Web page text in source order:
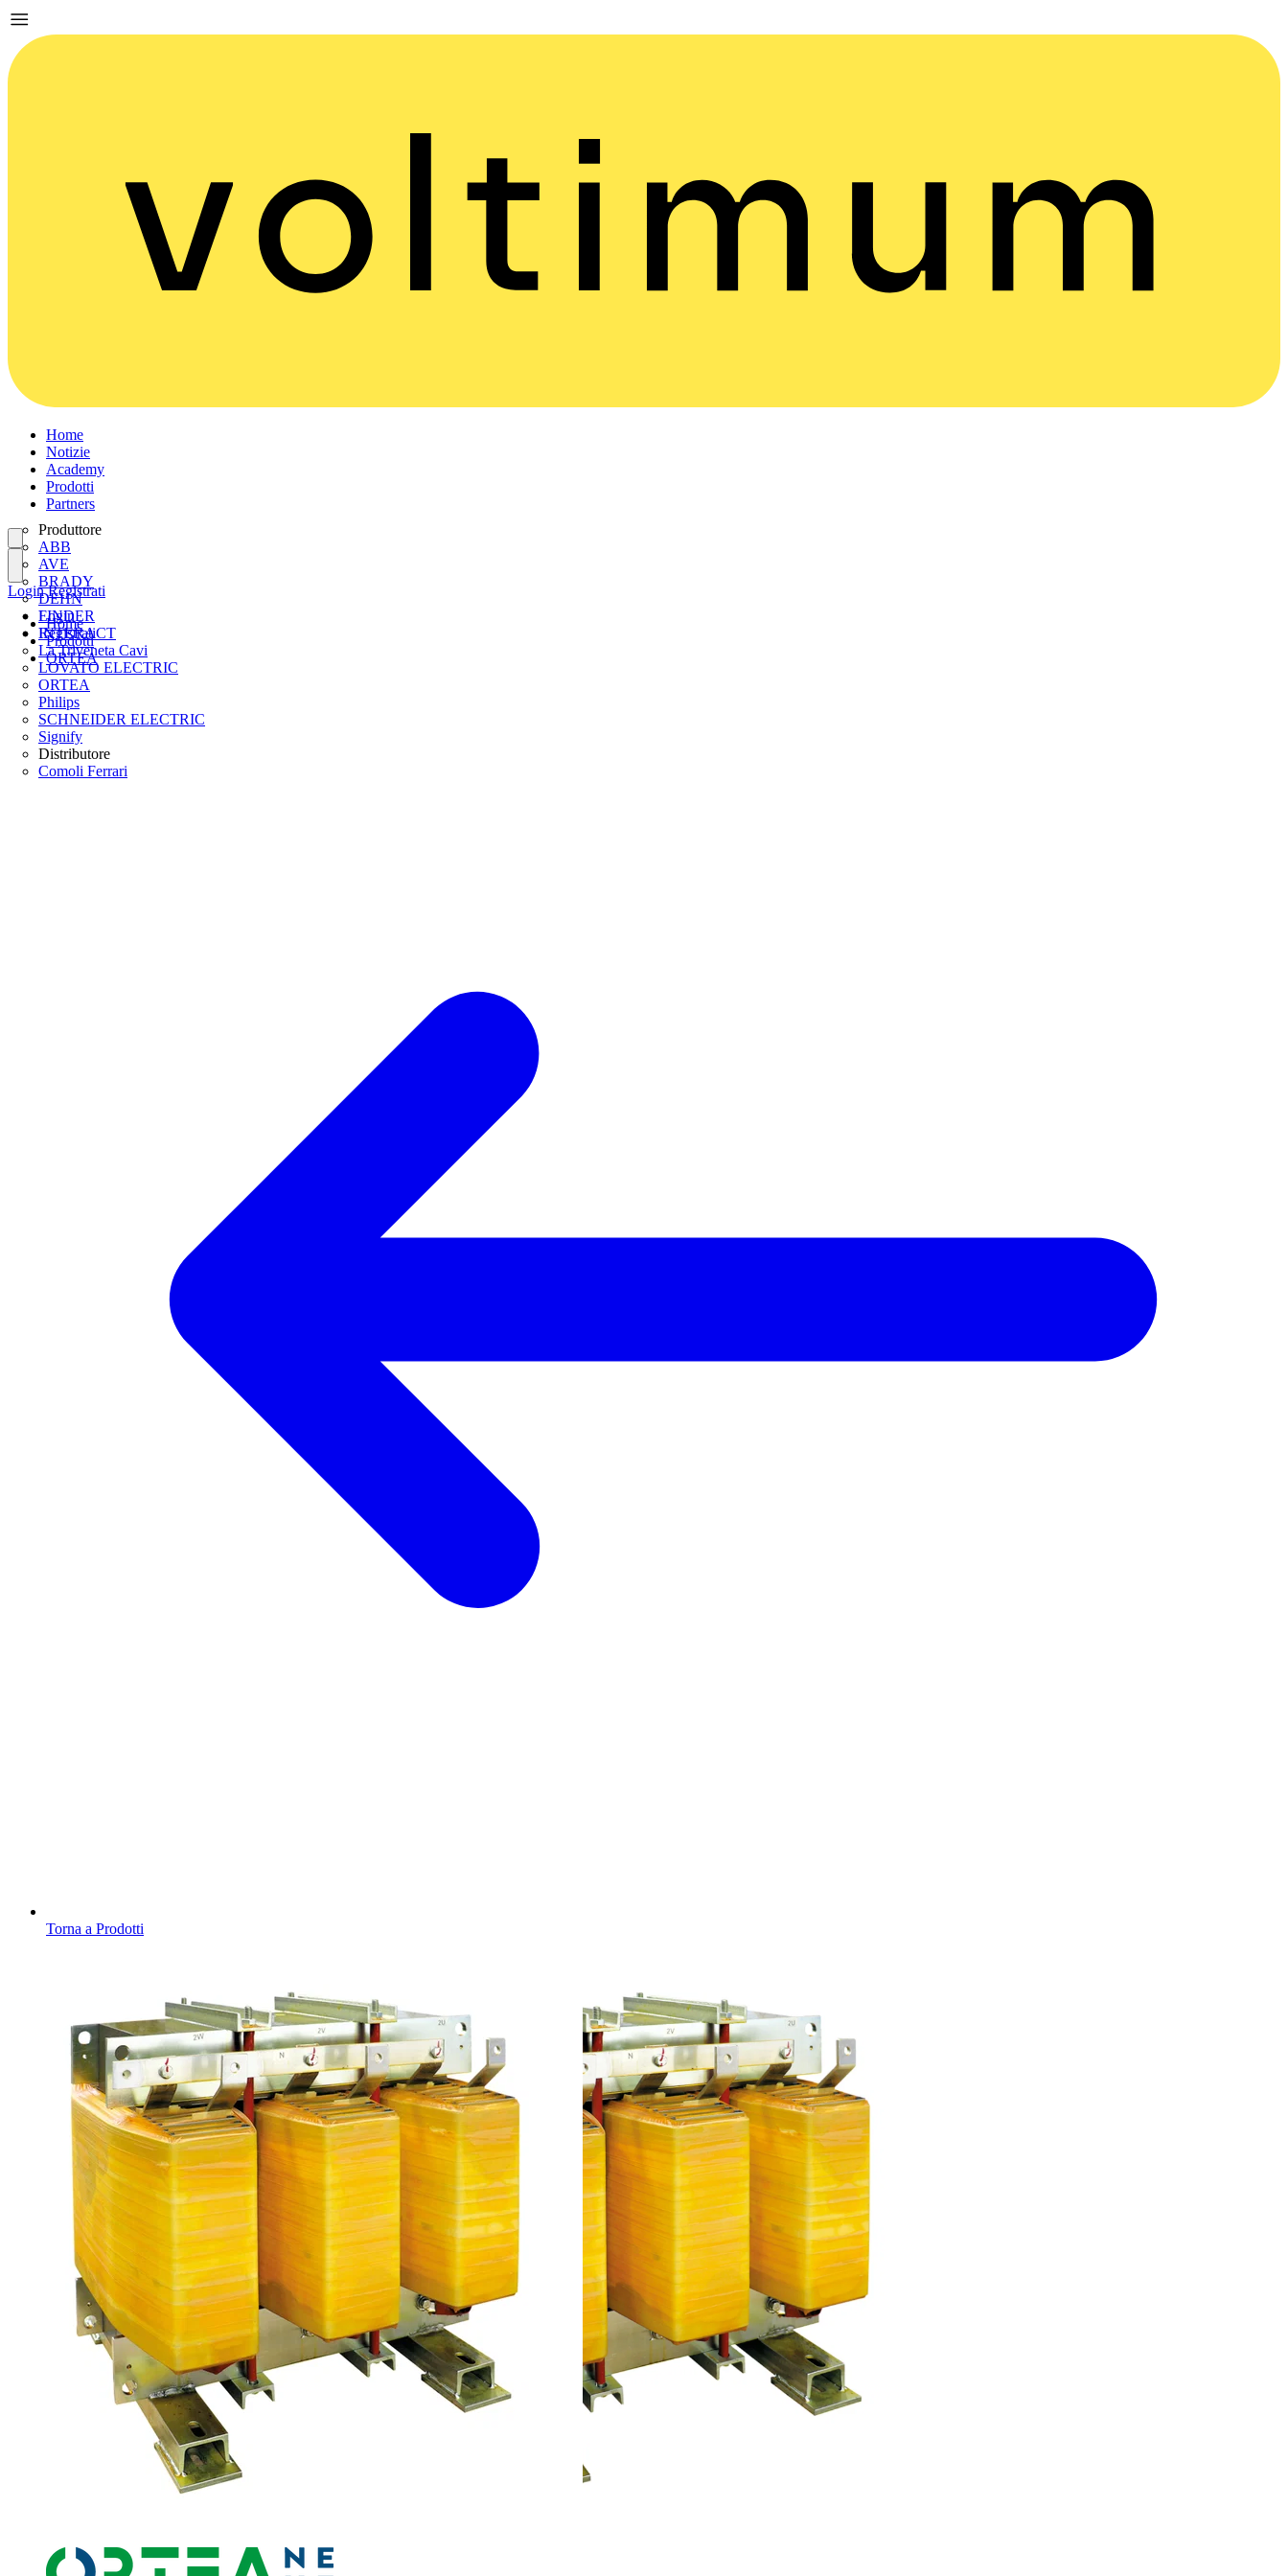
Home
Notizie
Academy
Prodotti
Partners
Produttore
ABB
AVE
BRADY
DEHN
FINDER
INTERACT
La Triveneta Cavi
LOVATO ELECTRIC
ORTEA
Philips
SCHNEIDER ELECTRIC
Signify
Distributore
Comoli Ferrari
Login
Registrati
Login Registrati
Home
Prodotti
ORTEA
Torna a Prodotti